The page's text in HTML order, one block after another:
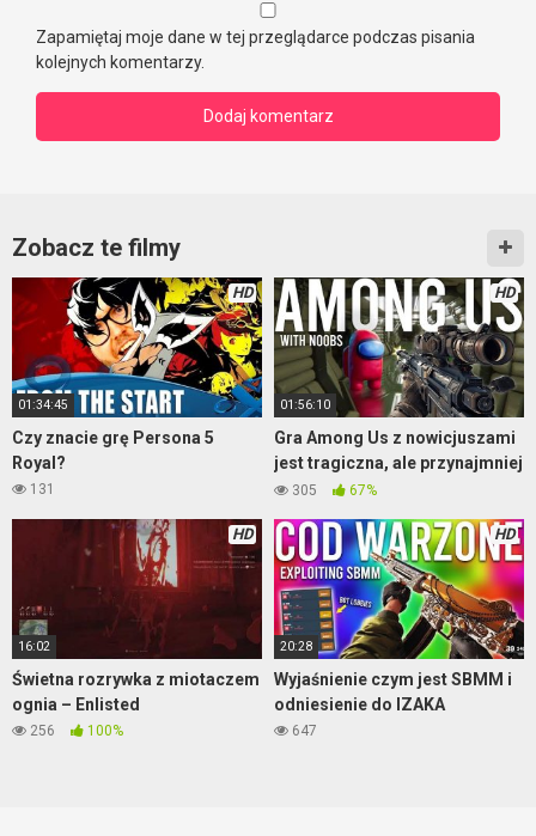
Zapamiętaj moje dane w tej przeglądarce podczas pisania
kolejnych komentarzy.
Zobacz te filmy
HD
01:34:45
Czy znacie grę Persona 5
Royal?
131
HD
01:56:10
Gra Among Us z nowicjuszami
jest tragiczna, ale przynajmniej
jest wesoło
305 67%
HD
16:02
Świetna rozrywka z miotaczem
ognia – Enlisted
256 100%
HD
20:28
Wyjaśnienie czym jest SBMM i
odniesienie do IZAKA
647